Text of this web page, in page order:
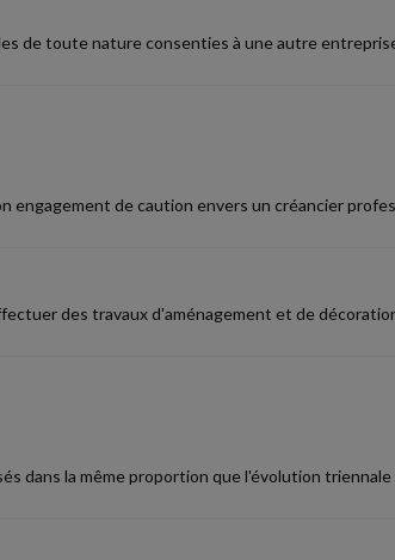
de toute nature consenties à une autre
engagement de caution envers un créancier
des travaux d'aménagement et de
dans la même proportion que l'évolution